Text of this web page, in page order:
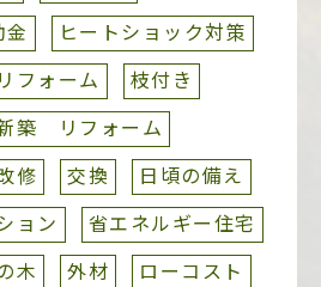
ヒートショック対策
フォーム
枝付き
築 リフォーム
修 交換
日頃の備え
ョン
省エネルギー住宅
木 外材
ローコスト